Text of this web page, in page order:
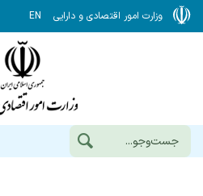
وزارت امور اقتصادی و دارایی EN